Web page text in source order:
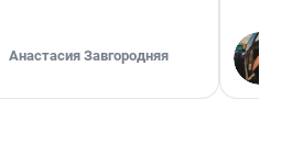
Анастасия Завгородняя